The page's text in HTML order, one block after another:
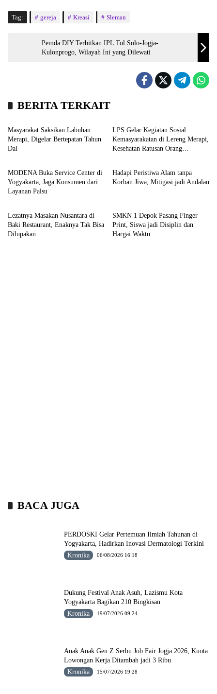
Tag: gereja Kreasi Sleman
Pemda DIY Terbitkan IPL Tol Solo-Jogja-
Kulonprogo, Wilayah Ini yang Dilewati
BERITA TERKAIT
Wisata
Masyarakat Saksikan Labuhan
Merapi, Digelar Bertepatan Tahun
Dal
LPS Gelar Kegiatan Sosial
Kemasyarakatan di Lereng Merapi,
Kesehatan Ratusan Orang
MODENA Buka Service Center di
Yogyakarta, Jaga Konsumen dari
Layanan Palsu
Hadapi Peristiwa Alam tanpa
Korban Jiwa, Mitigasi jadi Andalan
Wisata
Lezatnya Masakan Nusantara di
Baki Restaurant, Enaknya Tak Bisa
Dilupakan
SMKN 1 Depok Pasang Finger
Print, Siswa jadi Disiplin dan
Hargai Waktu
BACA JUGA
PERDOSKI Gelar Pertemuan Ilmiah Tahunan di
Yogyakarta, Hadirkan Inovasi Dermatologi Terkini
Kronika
06/08/2026 16:18
Dukung Festival Anak Asuh, Lazismu Kota
Yogyakarta Bagikan 210 Bingkisan
Kronika
19/07/2026 09:24
Anak Anak Gen Z Serbu Job Fair Jogja 2026, Kuota
Lowongan Kerja Ditambah jadi 3 Ribu
Kronika
15/07/2026 19:28